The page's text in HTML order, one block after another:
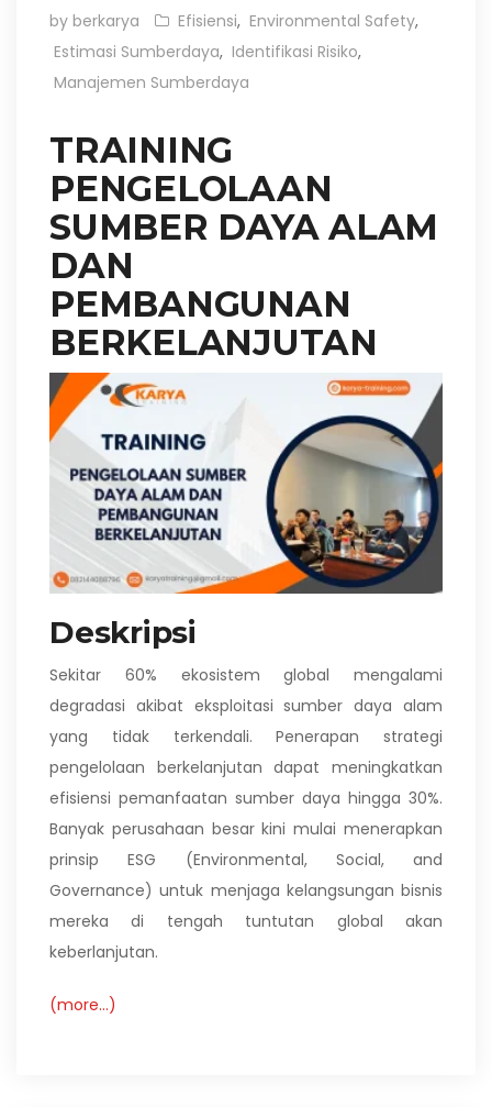
by berkarya Efisiensi, Environmental Safety,
Estimasi Sumberdaya, Identifikasi Risiko,
Manajemen Sumberdaya
TRAINING
PENGELOLAAN
SUMBER DAYA ALAM
DAN
PEMBANGUNAN
BERKELANJUTAN
Deskripsi
Sekitar 60% ekosistem global mengalami
degradasi akibat eksploitasi sumber daya alam
yang tidak terkendali. Penerapan strategi
pengelolaan berkelanjutan dapat meningkatkan
efisiensi pemanfaatan sumber daya hingga 30%.
Banyak perusahaan besar kini mulai menerapkan
prinsip ESG (Environmental, Social, and
Governance) untuk menjaga kelangsungan bisnis
mereka di tengah tuntutan global akan
keberlanjutan.
(more…)